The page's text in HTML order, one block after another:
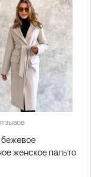
женское пальто